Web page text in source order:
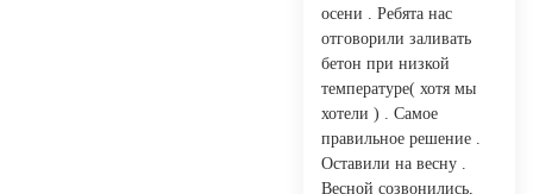
осени . Ребята нас
отговорили заливать
бетон при низкой
температуре( хотя мы
хотели ) . Самое
правильное решение .
Оставили на весну .
Весной созвонились,